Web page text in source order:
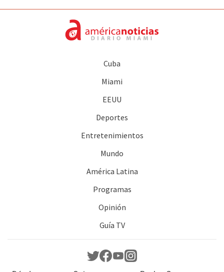
Cuba
Miami
EEUU
Deportes
Entretenimientos
Mundo
América Latina
Programas
Opinión
Guía TV